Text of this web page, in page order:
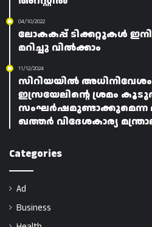
04/10/2022
ലോകകപ്പ് ടിക്കറ്റുകൾ ഇനി
മറിച്ചു വിൽക്കാം
11/12/2024
സിറിയയിൽ
ഇസ്രയേലിന്റെ ശ്രമം
സംഘർഷമുണ്ടാക്കുമെന്ന
ഖത്തർ വിദേശകാര്യ
Categories
Ad
Business